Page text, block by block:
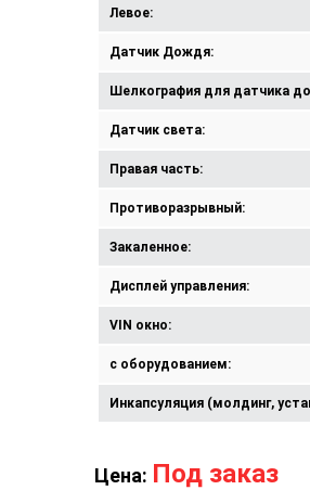
Левое:
Датчик Дождя:
Шелкография для датчика
Датчик света:
Правая часть:
Противоразрывный:
Закаленное:
Дисплей управления:
VIN окно:
с оборудованием:
Инкапсуляция (молдинг,
Цена: Под заказ